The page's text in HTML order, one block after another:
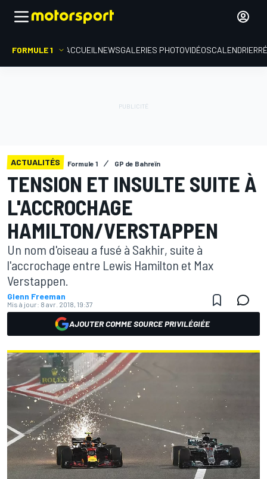
FORMULE 1 ACCUEIL NEWSGALERIES PHOTOVIDÉOSCALENDRIER
ACTUALITÉS Formule 1 GP de Bahreïn
TENSION ET INSULTE SUITE À
L'ACCROCHAGE
HAMILTON/VERSTAPPEN
Un nom d'oiseau a fusé à Sakhir, suite à
l'accrochage entre Lewis Hamilton et Max
Verstappen.
Glenn Freeman
Mis à jour: 8 avr. 2018, 19:37
AJOUTER COMME SOURCE PRIVILÉGIÉE